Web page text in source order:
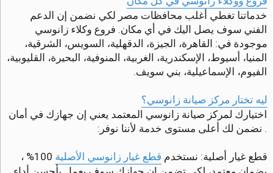
خدماتنا تغطي أغلب محافظات مصر لكي نضمن إن الدعم
الفني سوف يصل اليك في أي مكان. فروع وكلاء زانوسي
موجودة في: القاهرة، الجيزة، الدقهلية، السويس، الشرقية،
المنيا، أسيوط، الإسكندرية، الغربية، المنوفية، البحيرة، القليوبية،
الفيوم، الإسماعيلية، بني سويف.
ليه تختار مركز صيانة زانوسي؟
اختيارك لمركز صيانة زانوسي المعتمد يعني إن جهازك في أمان
. نضمن لك أعلى مستوى خدمة لأننا نوفر:
قطع غيار أصلية: نستخدم قطع غيار زانوسي الأصلية
100% ،